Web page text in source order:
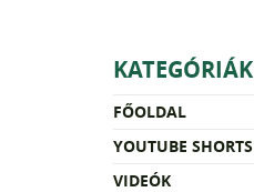
KATEGÓRIÁK
FŐOLDAL
YOUTUBE SHORTS
VIDEÓK